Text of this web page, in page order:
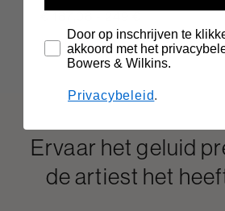
KOOP NU
Ervaar het geluid
de artiest het
Door op inschrijven te
akkoord met het
Bowers & Wilkins.
Privacybeleid.